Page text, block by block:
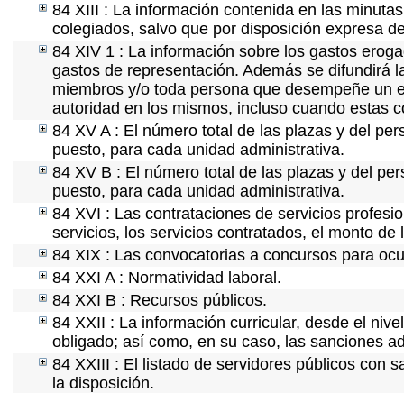
84 XIII : La información contenida en las
colegiados, salvo que por disposición expresa
84 XIV 1 : La información sobre los gastos
gastos de representación. Además se difundirá
miembros y/o toda persona que desempeñe
autoridad en los mismos, incluso cuando estas
84 XV A : El número total de las plazas y del
puesto, para cada unidad administrativa.
84 XV B : El número total de las plazas y del
puesto, para cada unidad administrativa.
84 XVI : Las contrataciones de servicios
servicios, los servicios contratados, el monto
84 XIX : Las convocatorias a concursos para
84 XXI A : Normatividad laboral.
84 XXI B : Recursos públicos.
84 XXII : La información curricular, desde el
obligado; así como, en su caso, las sanciones
84 XXIII : El listado de servidores públicos con
la disposición.